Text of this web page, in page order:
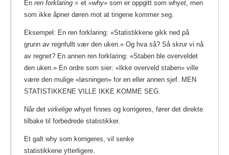
En ren forklaring = et «why» som er oppgitt som whyet, men
som ikke åpner døren mot at tingene kommer seg.
Eksempel: En ren forklaring: «Statistikkene gikk ned på
grunn av regnfullt vær den uken.» Og hva så? Så skrur vi nå
av regnet? En annen ren forklaring: «Staben ble overveldet
den uken.» En ordre som sier: «Ikke overveld staben» ville
være den mulige «løsningen» for en eller annen sjef. MEN
STATISTIKKENE VILLE IKKE KOMME SEG.
Når det virkelige whyet finnes og korrigeres, fører det direkte
tilbake til forbedrede statistikker.
Et galt why som korrigeres, vil senke
statistikkene ytterligere.